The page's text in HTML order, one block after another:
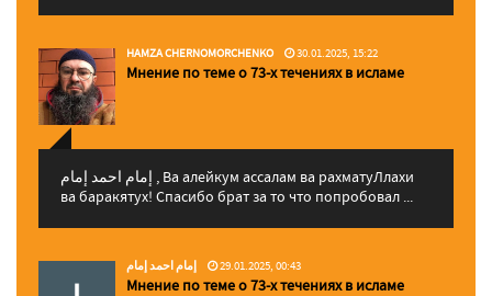
HAMZA CHERNOMORCHENKO 30.01.2025, 15:22
Мнение по теме о 73-х течениях в исламе
إمام احمد إمام , Ва алейкум ассалам ва рахматуЛлахи
ва баракятух! Спасибо брат за то что попробовал ...
إمام احمد إمام 29.01.2025, 00:43
Мнение по теме о 73-х течениях в исламе